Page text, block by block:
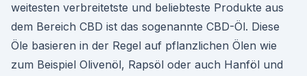
weitesten verbreitetste und beliebteste Produkte aus
dem Bereich CBD ist das sogenannte CBD-Öl. Diese
Öle basieren in der Regel auf pflanzlichen Ölen wie
zum Beispiel Olivenöl, Rapsöl oder auch Hanföl und